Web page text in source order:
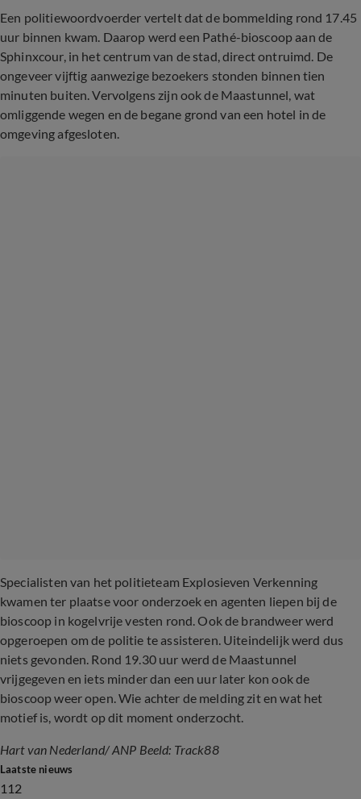
Een politiewoordvoerder vertelt dat de bommelding rond 17.45
uur binnen kwam. Daarop werd een Pathé-bioscoop aan de
Sphinxcour, in het centrum van de stad, direct ontruimd. De
ongeveer vijftig aanwezige bezoekers stonden binnen tien
minuten buiten. Vervolgens zijn ook de Maastunnel, wat
omliggende wegen en de begane grond van een hotel in de
omgeving afgesloten.
Specialisten van het politieteam Explosieven Verkenning
kwamen ter plaatse voor onderzoek en agenten liepen bij de
bioscoop in kogelvrije vesten rond. Ook de brandweer werd
opgeroepen om de politie te assisteren. Uiteindelijk werd dus
niets gevonden. Rond 19.30 uur werd de Maastunnel
vrijgegeven en iets minder dan een uur later kon ook de
bioscoop weer open.Wie achter de melding zit en wat het
motief is, wordt op dit moment onderzocht.
Hart van Nederland/ ANP Beeld: Track88
Laatste nieuws
112